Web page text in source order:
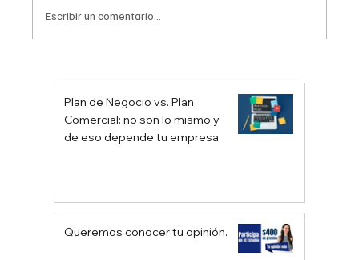
sociales como Facebook o Google Ads
Escribir un comentario...
Plan de Negocio vs. Plan
Comercial: no son lo mismo y
de eso depende tu empresa
Queremos conocer tu opinión.